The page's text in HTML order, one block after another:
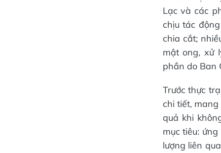
Lạc và các
chịu tác
chia cắt;
mật ong, xử
phần do Ban
Trước thực
chi tiết,
quả khi
mục tiêu:
lượng liên